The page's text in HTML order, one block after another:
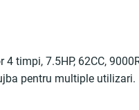
timpi, 7.5HP, 62CC,
pentru multiple utilizari.